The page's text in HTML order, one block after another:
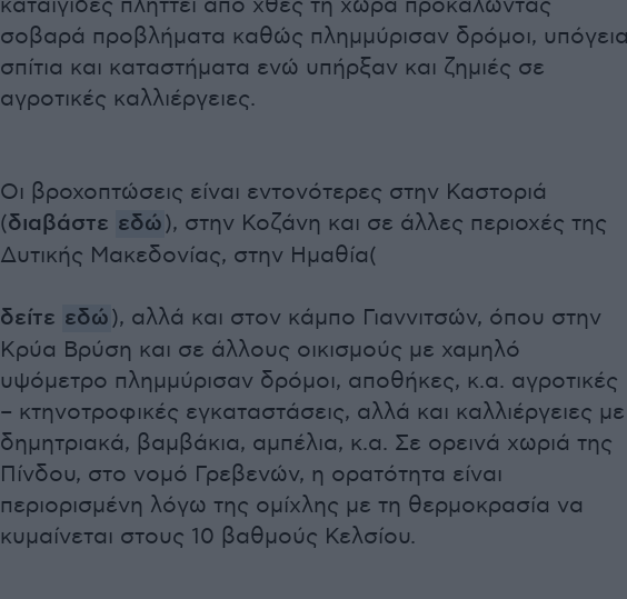
καταιγίδες πλήττει από χθες τη χώρα προκαλώντας
σοβαρά προβλήματα καθώς πλημμύρισαν δρόμοι,
σπίτια και καταστήματα ενώ υπήρξαν και ζημιές σε
αγροτικές καλλιέργειες.
Οι βροχοπτώσεις είναι εντονότερες στην Καστοριά
(διαβάστε εδώ), στην Κοζάνη και σε άλλες περιοχές της
Δυτικής Μακεδονίας, στην Ημαθία(
δείτε εδώ), αλλά και στον κάμπο Γιαννιτσών, όπου στην
Κρύα Βρύση και σε άλλους οικισμούς με χαμηλό
υψόμετρο πλημμύρισαν δρόμοι, αποθήκες, κ.α. αγροτικές
– κτηνοτροφικές εγκαταστάσεις, αλλά και καλλιέργειες με
δημητριακά, βαμβάκια, αμπέλια, κ.α. Σε ορεινά χωριά της
Πίνδου, στο νομό Γρεβενών, η ορατότητα είναι
περιορισμένη λόγω της ομίχλης με τη θερμοκρασία να
κυμαίνεται στους 10 βαθμούς Κελσίου.